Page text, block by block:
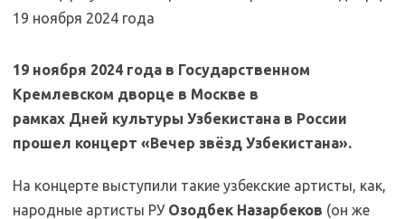
19 ноября 2024 года в Государственном
Кремлевском дворце в Москве в
рамках Дней культуры Узбекистана в России
прошел концерт «Вечер звёзд Узбекистана».
На концерте выступили такие узбекские артисты, как,
народные артисты РУ Озодбек Назарбеков (он же